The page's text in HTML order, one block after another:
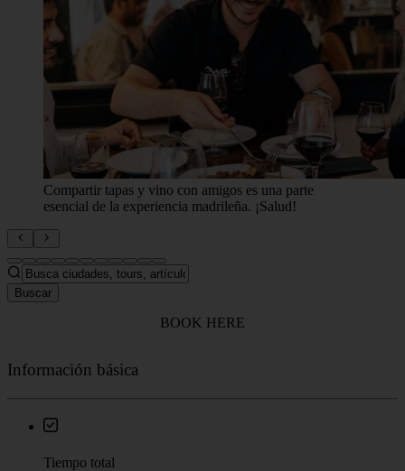
Compartir tapas y vino con amigos es una parte
esencial de la experiencia madrileña. ¡Salud!
Buscar
BOOK HERE
Información básica
Tiempo total